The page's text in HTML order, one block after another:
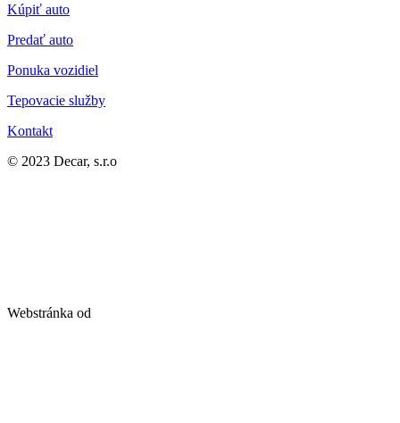
Kúpiť auto
Predať auto
Ponuka vozidiel
Tepovacie služby
Kontakt
© 2023 Decar, s.r.o
Webstránka od